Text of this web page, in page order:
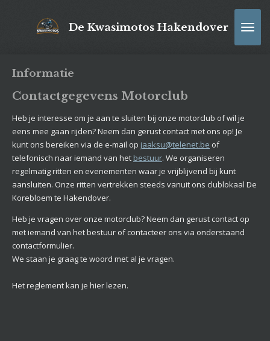
De Kwasimotos Hakendover
Informatie
Contactgegevens Motorclub
Heb je interesse om je aan te sluiten bij onze motorclub of wil je
eens mee gaan rijden? Neem dan gerust contact met ons op! Je
kunt ons bereiken via de e-mail op jaaksu@telenet.be of
telefonisch naar iemand van het bestuur. We organiseren
regelmatig ritten en evenementen waar je vrijblijvend bij kunt
aansluiten. Onze ritten vertrekken steeds vanuit ons clublokaal De
Korebloem te Hakendover.
Heb je vragen over onze motorclub? Neem dan gerust contact op
met iemand van het bestuur of contacteer ons via onderstaand
contactformulier.
We staan je graag te woord met al je vragen.
Het reglement kan je hier lezen.